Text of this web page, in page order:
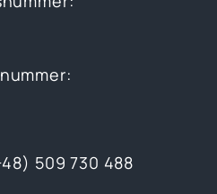
509 730 488